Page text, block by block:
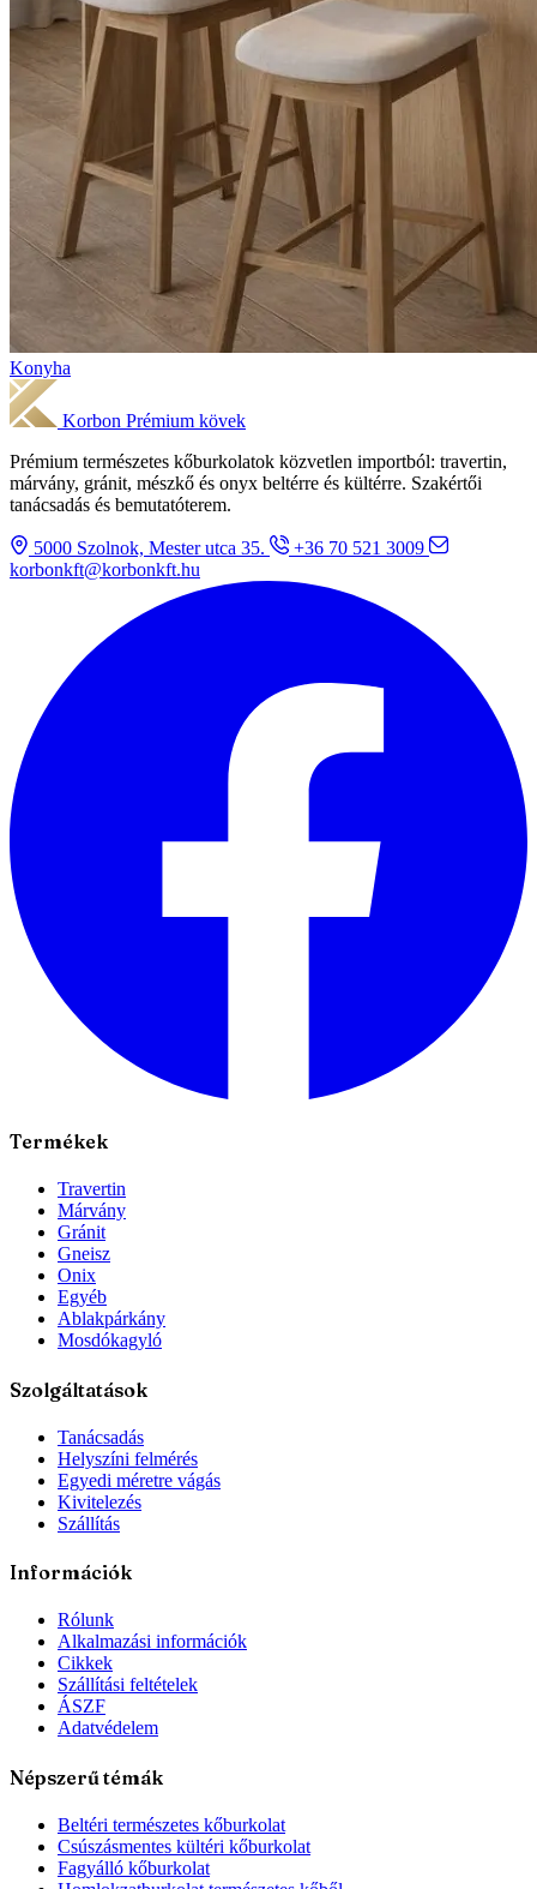
Konyha
Korbon Prémium kövek
Prémium természetes kőburkolatok közvetlen importból: travertin,
márvány, gránit, mészkő és onyx beltérre és kültérre. Szakértői
tanácsadás és bemutatóterem.
5000 Szolnok, Mester utca 35.
+36 70 521 3009
korbonkft@korbonkft.hu
Termékek
Travertin
Márvány
Gránit
Gneisz
Onix
Egyéb
Ablakpárkány
Mosdókagyló
Szolgáltatások
Tanácsadás
Helyszíni felmérés
Egyedi méretre vágás
Kivitelezés
Szállítás
Információk
Rólunk
Alkalmazási információk
Cikkek
Szállítási feltételek
ÁSZF
Adatvédelem
Népszerű témák
Beltéri természetes kőburkolat
Csúszásmentes kültéri kőburkolat
Fagyálló kőburkolat